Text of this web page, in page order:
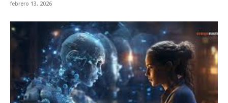
febrero 13, 2026